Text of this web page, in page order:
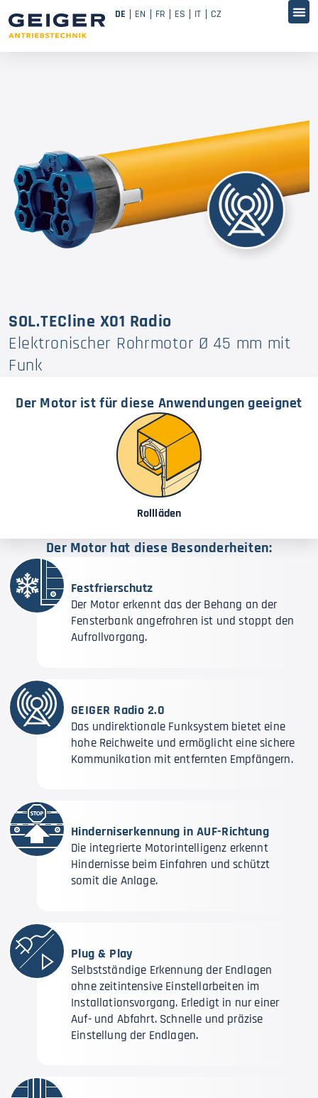
DE EN FR ES IT CZ
SOL.TECline X01 Radio
Elektronischer Rohrmotor Ø 45 mm mit
Funk
Der Motor ist für diese Anwendungen geeignet
Rollläden
Der Motor hat diese Besonderheiten:
Festfrierschutz
Der Motor erkennt das der Behang an der
Fensterbank angefrohren ist und stoppt den
Aufrollvorgang.
GEIGER Radio 2.0
Das undirektionale Funksystem bietet eine
hohe Reichweite und ermöglicht eine sichere
Kommunikation mit entfernten Empfängern.
Hinderniserkennung in AUF-Richtung
Die integrierte Motorintelligenz erkennt
Hindernisse beim Einfahren und schützt
somit die Anlage.
Plug & Play
Selbstständige Erkennung der Endlagen
ohne zeitintensive Einstellarbeiten im
Installationsvorgang. Erledigt in nur einer
Auf- und Abfahrt. Schnelle und präzise
Einstellung der Endlagen.